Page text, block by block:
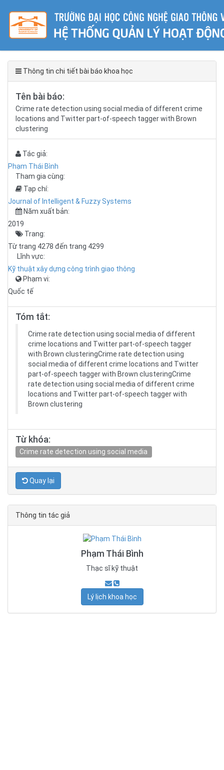
Thông tin chi tiết bài báo khoa học
Tên bài báo:
Crime rate detection using social media of different crime
locations and Twitter part-of-speech tagger with Brown
clustering
Tác giả:
Phạm Thái Bình
Tham gia cùng:
Tạp chí:
Journal of Intelligent & Fuzzy Systems
Năm xuất bản:
2019
Trang:
Từ trang 4278 đến trang 4299
Lĩnh vực:
Kỹ thuật xây dựng công trình giao thông
Phạm vi:
Quốc tế
Tóm tắt:
Crime rate detection using social media of different
crime locations and Twitter part-of-speech tagger
with Brown clusteringCrime rate detection using
social media of different crime locations and Twitter
part-of-speech tagger with Brown clusteringCrime
rate detection using social media of different crime
locations and Twitter part-of-speech tagger with
Brown clustering
Từ khóa:
Crime rate detection using social media
Quay lại
Thông tin tác giả
Phạm Thái Bình
Thạc sĩ kỹ thuật
Lý lịch khoa học